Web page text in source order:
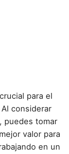
para el
considerar
puedes tomar
valor para
en un